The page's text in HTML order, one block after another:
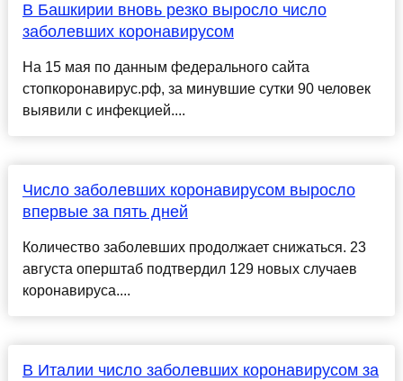
В Башкирии вновь резко выросло число
заболевших коронавирусом
На 15 мая по данным федерального сайта
стопкоронавирус.рф, за минувшие сутки 90 человек
выявили с инфекцией....
Число заболевших коронавирусом выросло
впервые за пять дней
Количество заболевших продолжает снижаться. 23
августа оперштаб подтвердил 129 новых случаев
коронавируса....
В Италии число заболевших коронавирусом за